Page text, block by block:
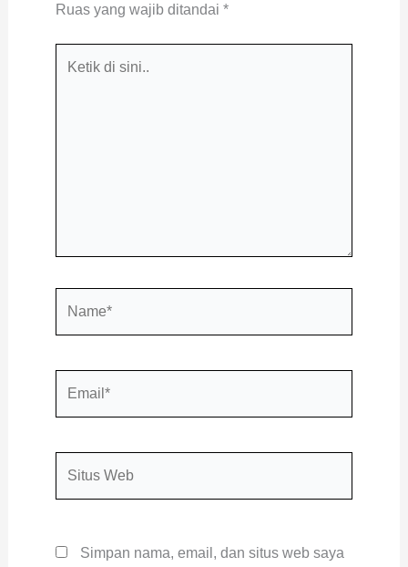
Ruas yang wajib ditandai *
Simpan nama, email, dan situs web saya